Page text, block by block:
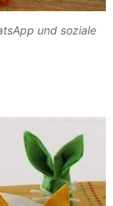
und soziale